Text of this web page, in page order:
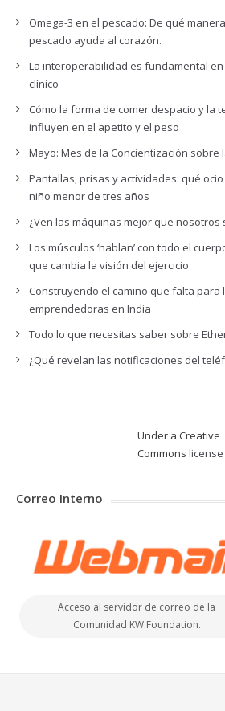
Omega-3 en el pescado: De qué
pescado ayuda al corazón.
La interoperabilidad es fundamental
clínico
Cómo la forma de comer despacio y la
influyen en el apetito y el peso
Mayo: Mes de la Concientización sobre
Pantallas, prisas y actividades: qué
niño menor de tres años
¿Ven las máquinas mejor que nosotros
Los músculos ‘hablan’ con todo el
que cambia la visión del ejercicio
Construyendo el camino que falta para
emprendedoras en India
Todo lo que necesitas saber sobre
¿Qué revelan las notificaciones del
Under a Creative
Commons license
Correo Interno
Acceso al servidor de correo de la
Comunidad KW Foundation.